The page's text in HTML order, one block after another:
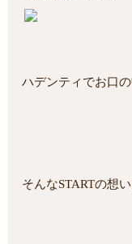
ハデンティでお口
そんなSTARTの想